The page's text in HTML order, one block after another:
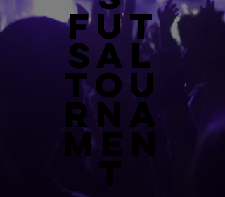
FUT
SAL
TOU
RNA
MEN
T